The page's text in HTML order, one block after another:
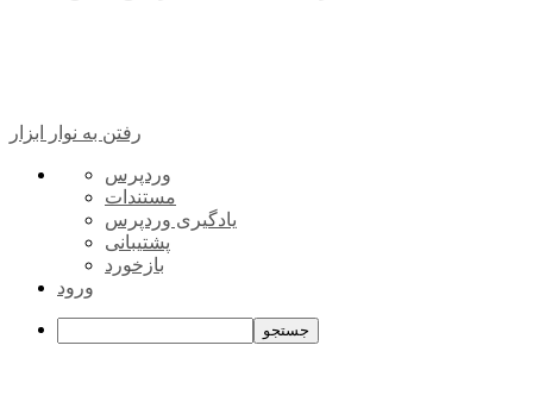
رفتن به نوار ابزار
درباره
وردپرس
وردپرس
مستندات
یادگیری وردپرس
پشتیبانی
بازخورد
ورود
جستجو